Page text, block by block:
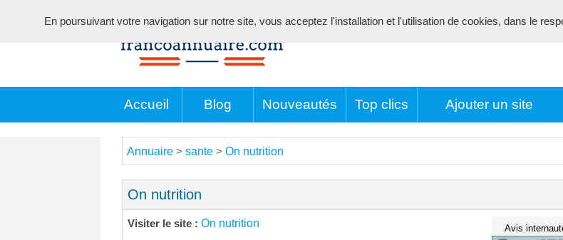
Accueil Blog Nouveautés Top clics Ajouter un site
Annuaire > sante > On nutrition
On nutrition
Visiter le site : On nutrition Avis
En poursuivant votre navigation sur notre site, vous acceptez l'installation et l'utilisation de cookies, dans le